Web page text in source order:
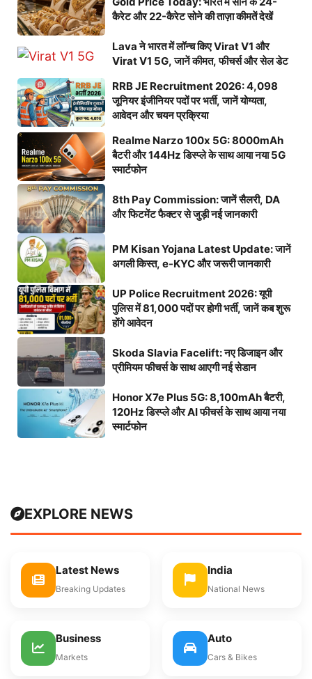
कैरेट और 22-कैरेट सोने की ताज़ा कीमतें देखें
Lava ने भारत में लॉन्च किए Virat V1 और
Virat V1 5G, जानें कीमत, फीचर्स और सेल डेट
RRB JE Recruitment 2026: 4,098
जूनियर इंजीनियर पदों पर भर्ती, जानें योग्यता,
आवेदन और चयन प्रक्रिया
Realme Narzo 100x 5G: 8000mAh
बैटरी और 144Hz डिस्प्ले के साथ आया नया 5G
स्मार्टफोन
8th Pay Commission: जानें सैलरी, DA
और फिटमेंट फैक्टर से जुड़ी नई जानकारी
PM Kisan Yojana Latest Update: जानें
अगली किस्त, e-KYC और जरूरी जानकारी
UP Police Recruitment 2026: यूपी
पुलिस में 81,000 पदों पर होगी भर्ती, जानें कब शुरू
होंगे आवेदन
Skoda Slavia Facelift: नए डिजाइन और
प्रीमियम फीचर्स के साथ आएगी नई सेडान
Honor X7e Plus 5G: 8,100mAh बैटरी,
120Hz डिस्प्ले और AI फीचर्स के साथ आया नया
स्मार्टफोन
EXPLORE NEWS
Latest News
Breaking Updates
India
National News
Business
Markets
Auto
Cars & Bikes